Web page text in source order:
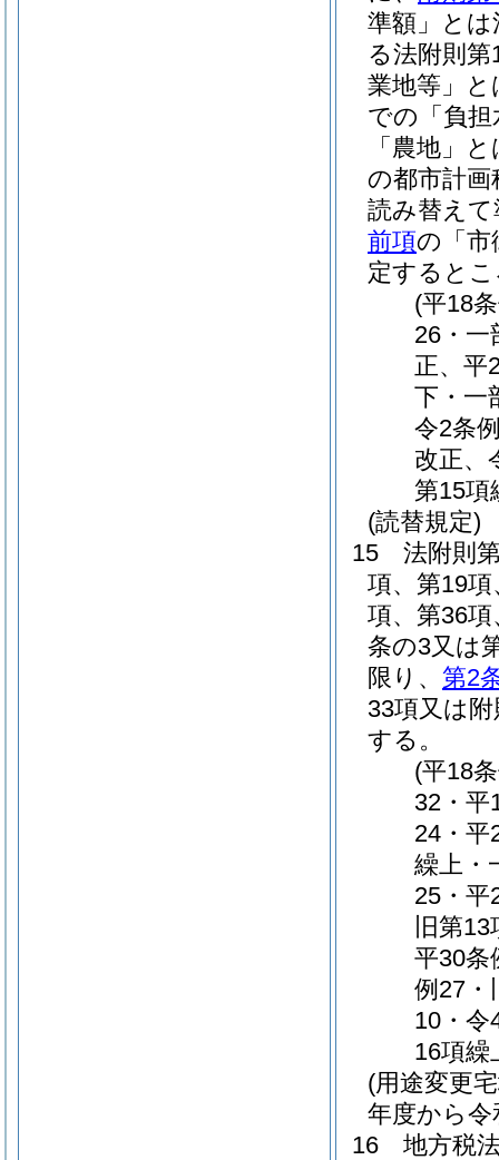
準額」と
る法附則
業地等」と
での「負
「農地」
の都市計
読み替え
前項の「市
定すると
(平18
26・一
正、平
下・一
令2条
改正、
第15項
(読替規定)
15
法附則
項、第19
項、第36
条の3又は
限り、 第2
33項又は
する。
(平18
32・平
24・平
繰上・
25・平
旧第
平30条
例27・
10・令
16項繰
(用途変更
年度から
16
地方税